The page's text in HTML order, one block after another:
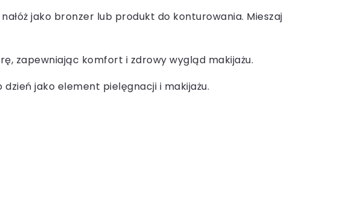
jako bronzer lub produkt do konturowania. Mieszaj
zapewniając komfort i zdrowy wygląd makijażu.
jako element pielęgnacji i makijażu.